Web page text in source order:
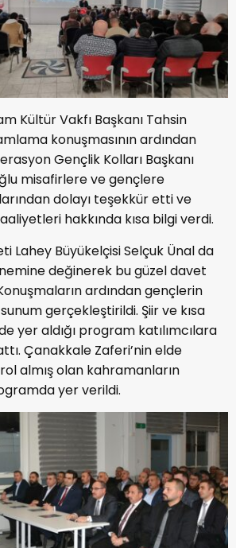
Kültür Vakfı Başkanı Tahsin
konuşmasının ardından
Gençlik Kolları Başkanı
misafirlere ve gençlere
dolayı teşekkür etti ve
hakkında kısa bilgi verdi.
Lahey Büyükelçisi Selçuk Ünal da
değinerek bu güzel davet
ardından gençlerin
gerçekleştirildi. Şiir ve kısa
yer aldığı program katılımcılara
Çanakkale Zaferi’nin elde
almış olan kahramanların
yer verildi.